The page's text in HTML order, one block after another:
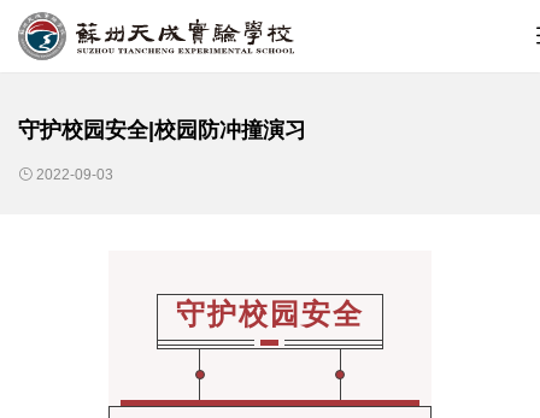
守护校园安全|校园防冲撞演习
2022-09-03
守护校园安全